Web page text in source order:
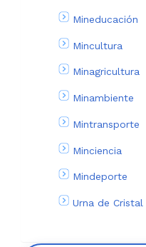
Mineducación
Mincultura
Minagricultura
Minambiente
Mintransporte
Minciencia
Mindeporte
Urna de Cristal